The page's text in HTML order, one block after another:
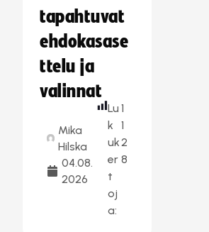
tapahtuvat
ehdokasase
ttelu ja
valinnat
Mika
Hilska
04.08.
2026
Lu
k
uk
er
t
oj
a:
1
1
2
8